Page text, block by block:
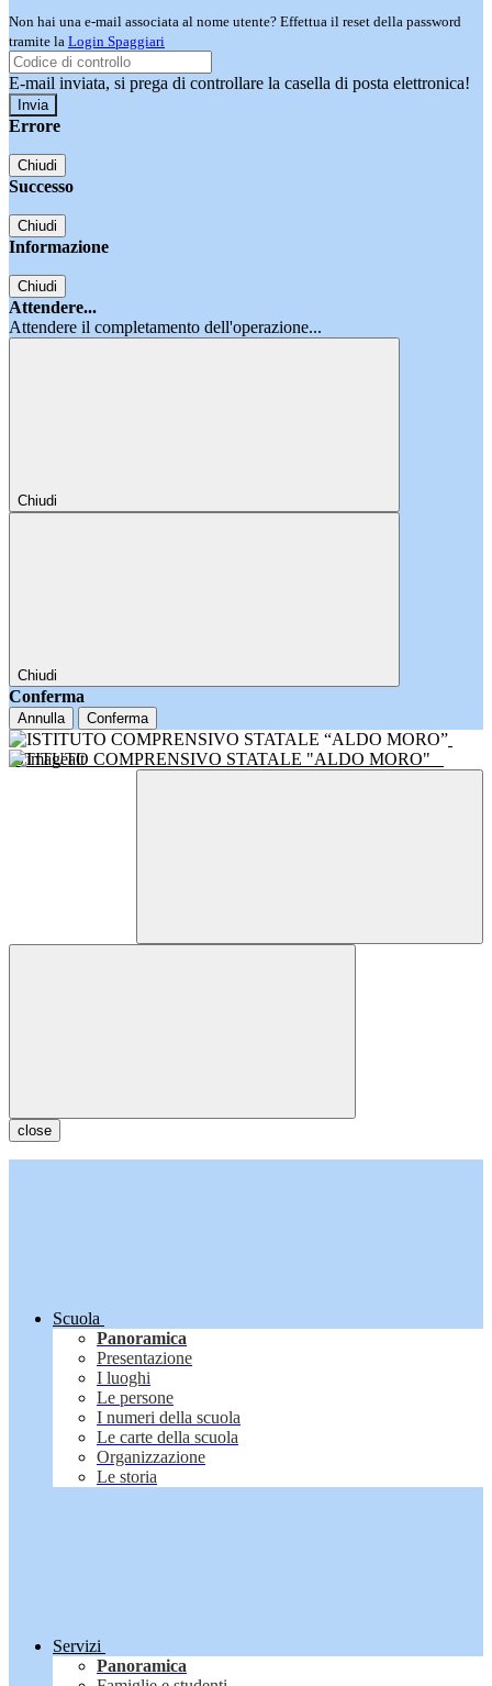
Non hai una e-mail associata al nome utente? Effettua il reset della password
tramite la Login Spaggiari
E-mail inviata, si prega di controllare la casella di posta elettronica!
Errore
Chiudi
Successo
Chiudi
Informazione
Chiudi
Attendere...
Attendere il completamento dell'operazione...
Chiudi
Chiudi
Conferma
Annulla Conferma
ISTITUTO COMPRENSIVO STATALE "ALDO MORO"
close
Scuola
Panoramica
Presentazione
I luoghi
Le persone
I numeri della scuola
Le carte della scuola
Organizzazione
Le storia
Servizi
Panoramica